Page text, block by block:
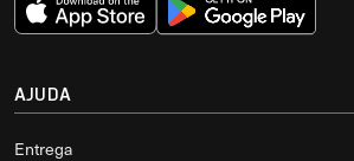
AJUDA
Entrega